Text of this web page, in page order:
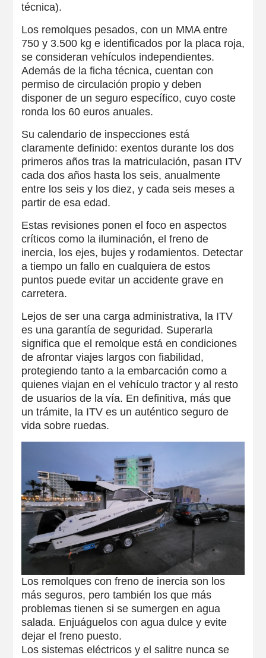
técnica).
Los remolques pesados, con un MMA entre
750 y 3.500 kg e identificados por la placa roja,
se consideran vehículos independientes.
Además de la ficha técnica, cuentan con
permiso de circulación propio y deben
disponer de un seguro específico, cuyo coste
ronda los 60 euros anuales.
Su calendario de inspecciones está
claramente definido: exentos durante los dos
primeros años tras la matriculación, pasan ITV
cada dos años hasta los seis, anualmente
entre los seis y los diez, y cada seis meses a
partir de esa edad.
Estas revisiones ponen el foco en aspectos
críticos como la iluminación, el freno de
inercia, los ejes, bujes y rodamientos. Detectar
a tiempo un fallo en cualquiera de estos
puntos puede evitar un accidente grave en
carretera.
Lejos de ser una carga administrativa, la ITV
es una garantía de seguridad. Superarla
significa que el remolque está en condiciones
de afrontar viajes largos con fiabilidad,
protegiendo tanto a la embarcación como a
quienes viajan en el vehículo tractor y al resto
de usuarios de la vía. En definitiva, más que
un trámite, la ITV es un auténtico seguro de
vida sobre ruedas.
Los remolques con freno de inercia son los
más seguros, pero también los que más
problemas tienen si se sumergen en agua
salada. Enjuáguelos con agua dulce y evite
dejar el freno puesto.
Los sistemas eléctricos y el salitre nunca se